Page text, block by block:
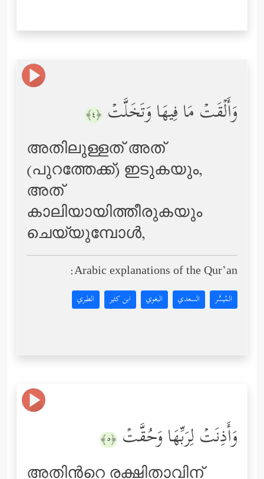
وَأَلۡقَتۡ مَا فِیهَا وَتَخَلَّتۡ ﴿٤﴾
അതിലുള്ളത് അത്
(പുറത്തേക്ക്‌) ഇടുകയും,
അത്
കാലിയായിത്തീരുകയും
ചെയ്യുമ്പോള്‍,
Arabic explanations of the Qur’an:
المُيسَّر السعدي البغوي ابن كثير الطبري
وَأَذِنَتۡ لِرَبِّهَا وَحُقَّتۡ ﴿٥﴾